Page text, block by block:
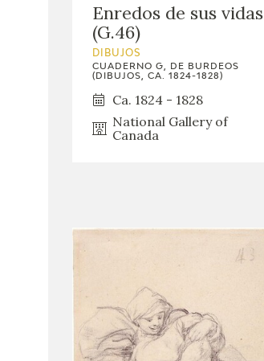
Enredos de sus vidas
(G.46)
DIBUJOS
CUADERNO G, DE BURDEOS
(DIBUJOS, CA. 1824-1828)
Ca. 1824 - 1828
National Gallery of
Canada